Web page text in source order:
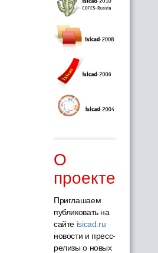
О
проекте
Приглашаем
публиковать на
сайте isicad.ru
новости и пресс-
релизы о новых